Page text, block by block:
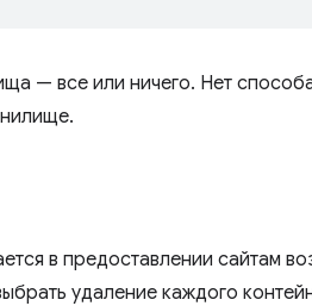
— все или ничего. Нет
в предоставлении сайтам
удаление каждого